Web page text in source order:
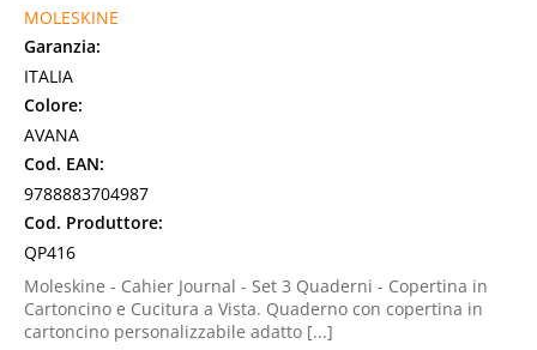
MOLESKINE
Garanzia:
ITALIA
Colore:
AVANA
Cod. EAN:
9788883704987
Cod. Produttore:
QP416
Moleskine - Cahier Journal - Set 3 Quaderni - Copertina in
Cartoncino e Cucitura a Vista. Quaderno con copertina in
cartoncino personalizzabile adatto [...]